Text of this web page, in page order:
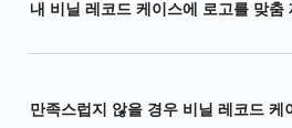
내 비닐 레코드 케이스에 로고를 맞춤
만족스럽지 않을 경우 비닐 레코드 케